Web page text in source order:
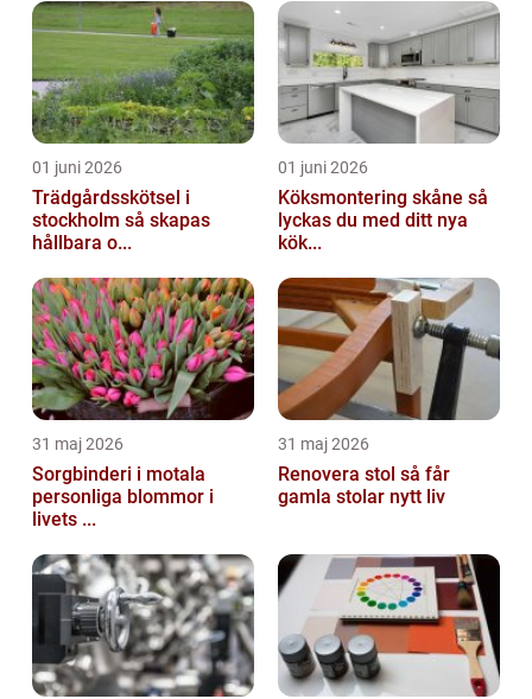
01 juni 2026
Trädgårdsskötsel i
stockholm så skapas
hållbara o...
01 juni 2026
Köksmontering skåne så
lyckas du med ditt nya
kök...
31 maj 2026
Sorgbinderi i motala
personliga blommor i
livets ...
31 maj 2026
Renovera stol så får
gamla stolar nytt liv